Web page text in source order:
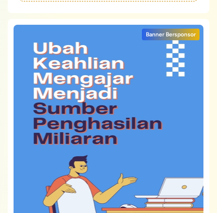
Banner Bersponsor